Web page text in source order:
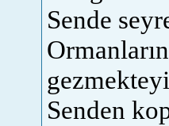
Sende
Senden